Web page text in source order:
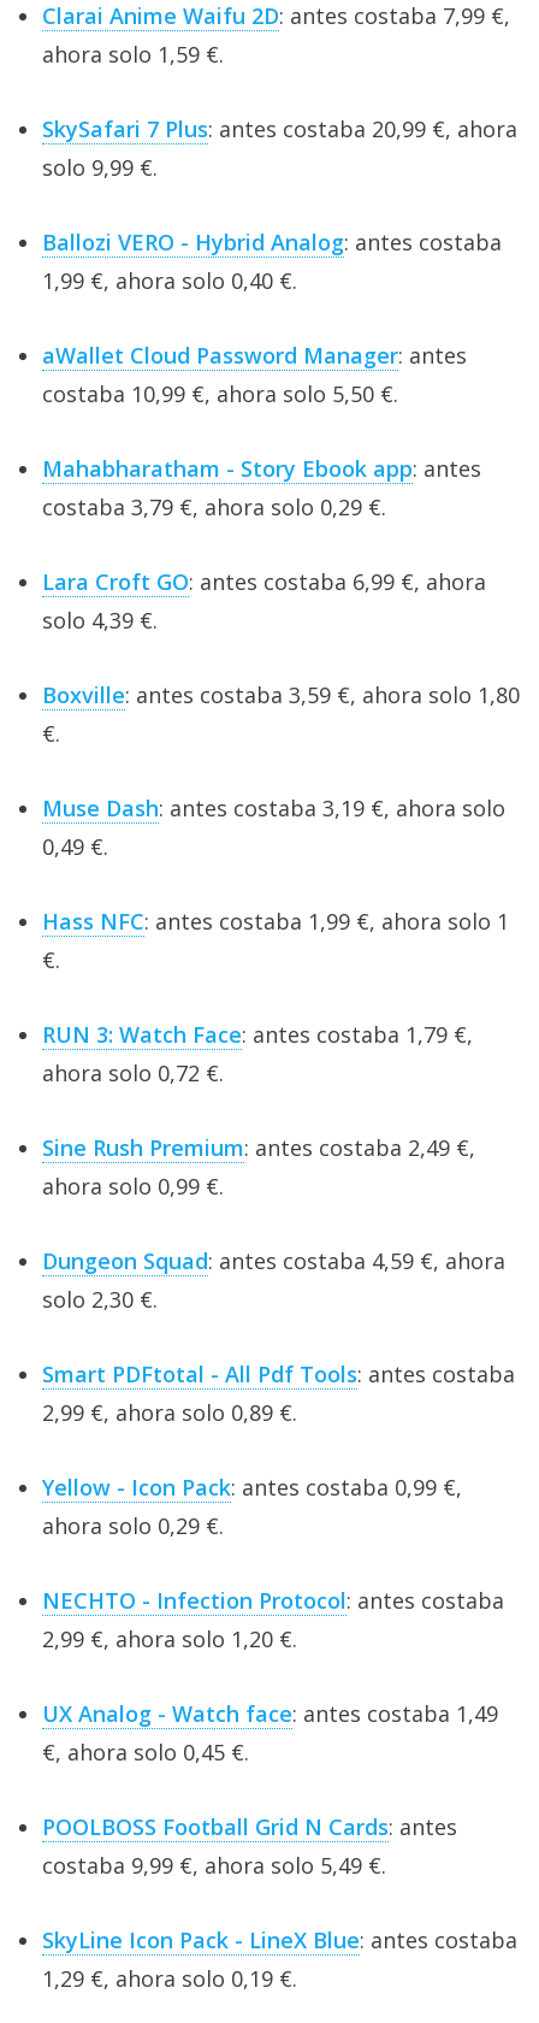
Clarai Anime Waifu 2D: antes costaba 7,99 €,
ahora solo 1,59 €.
SkySafari 7 Plus: antes costaba 20,99 €, ahora
solo 9,99 €.
Ballozi VERO - Hybrid Analog: antes costaba
1,99 €, ahora solo 0,40 €.
aWallet Cloud Password Manager: antes
costaba 10,99 €, ahora solo 5,50 €.
Mahabharatham - Story Ebook app: antes
costaba 3,79 €, ahora solo 0,29 €.
Lara Croft GO: antes costaba 6,99 €, ahora
solo 4,39 €.
Boxville: antes costaba 3,59 €, ahora solo 1,80
€.
Muse Dash: antes costaba 3,19 €, ahora solo
0,49 €.
Hass NFC: antes costaba 1,99 €, ahora solo 1
€.
RUN 3: Watch Face: antes costaba 1,79 €,
ahora solo 0,72 €.
Sine Rush Premium: antes costaba 2,49 €,
ahora solo 0,99 €.
Dungeon Squad: antes costaba 4,59 €, ahora
solo 2,30 €.
Smart PDFtotal - All Pdf Tools: antes costaba
2,99 €, ahora solo 0,89 €.
Yellow - Icon Pack: antes costaba 0,99 €,
ahora solo 0,29 €.
NECHTO - Infection Protocol: antes costaba
2,99 €, ahora solo 1,20 €.
UX Analog - Watch face: antes costaba 1,49
€, ahora solo 0,45 €.
POOLBOSS Football Grid N Cards: antes
costaba 9,99 €, ahora solo 5,49 €.
SkyLine Icon Pack - LineX Blue: antes costaba
1,29 €, ahora solo 0,19 €.